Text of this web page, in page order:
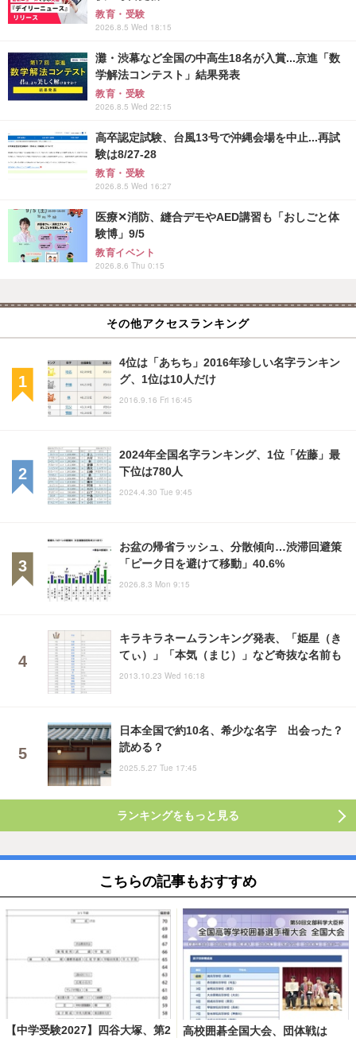
教育・受験
2026.8.5 Wed 18:15
灘・渋幕など全国の中高生18名が入賞...京進「数
学解法コンテスト」結果発表
教育・受験
2026.8.5 Wed 22:15
高卒認定試験、台風13号で沖縄会場を中止...再試
験は8/27-28
教育・受験
2026.8.5 Wed 16:27
医療✕消防、縫合デモやAED講習も「おしごと体
験博」9/5
教育イベント
2026.8.6 Thu 0:15
その他アクセスランキング
4位は「あちち」2016年珍しい名字ランキン
グ、1位は10人だけ
2016.9.16 Fri 16:45
2024年全国名字ランキング、1位「佐藤」最
下位は780人
2024.4.30 Tue 9:45
お盆の帰省ラッシュ、分散傾向…渋滞回避策
「ピーク日を避けて移動」40.6%
2026.8.3 Mon 9:15
キラキラネームランキング発表、「姫星（き
てぃ）」「本気（まじ）」など奇抜な名前も
2013.10.23 Wed 16:18
日本全国で約10名、希少な名字 出会った？
読める？
2025.5.27 Tue 17:45
ランキングをもっと見る
こちらの記事もおすすめ
【中学受験2027】四谷大塚、第2
高校囲碁全国大会、団体戦は